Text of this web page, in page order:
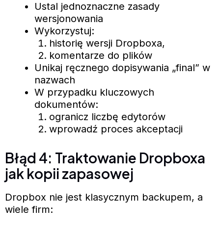
Ustal jednoznaczne zasady
wersjonowania
Wykorzystuj:
historię wersji Dropboxa,
komentarze do plików
Unikaj ręcznego dopisywania „final” w
nazwach
W przypadku kluczowych
dokumentów:
ogranicz liczbę edytorów
wprowadź proces akceptacji
Błąd 4: Traktowanie Dropboxa
jak kopii zapasowej
Dropbox nie jest klasycznym backupem, a
wiele firm: